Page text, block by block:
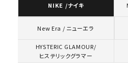
NIKE /ナイキ
New Era / ニューエラ
HYSTERIC GLAMOUR/
ヒステリックグラマー